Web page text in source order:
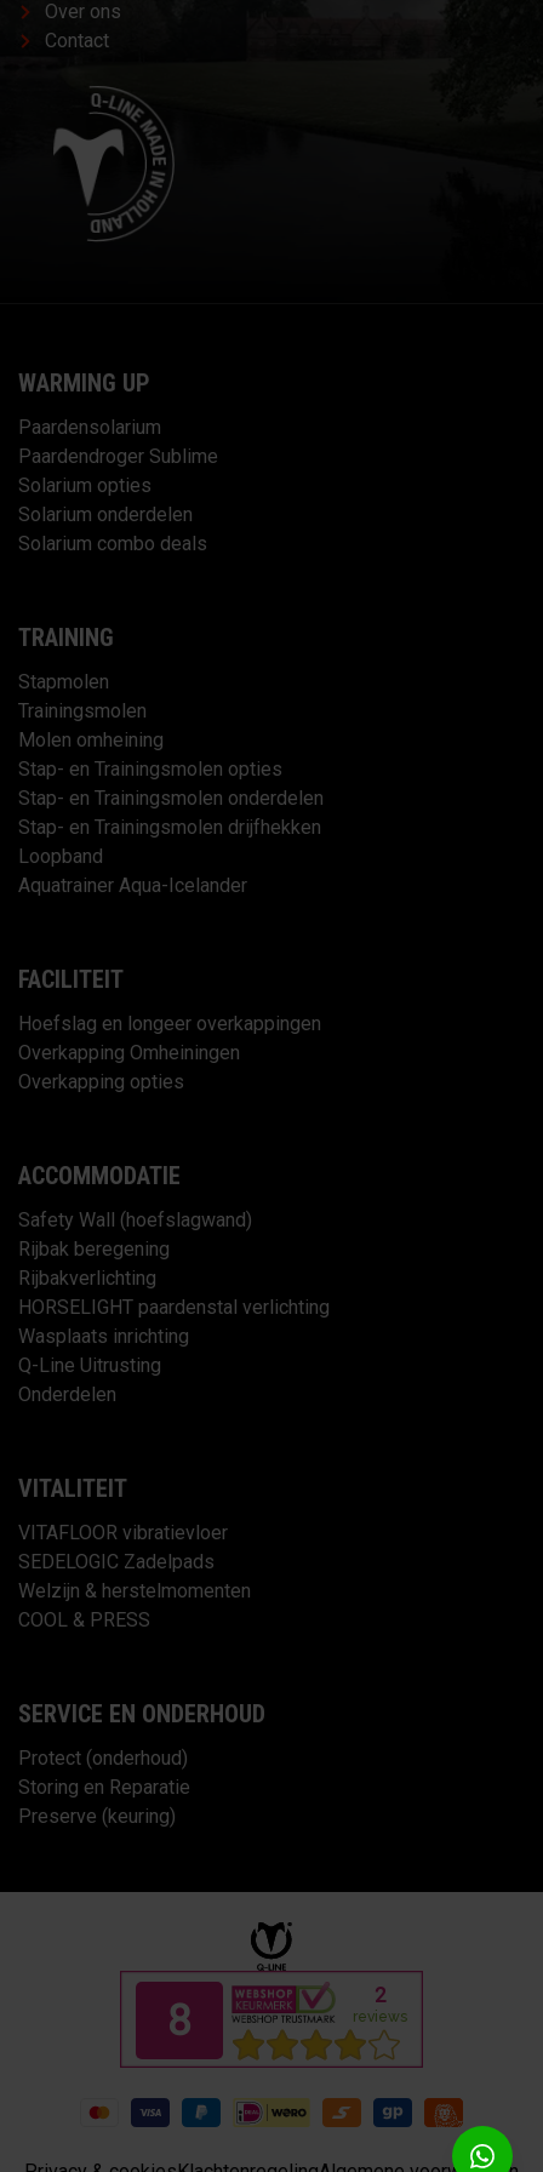
Over ons
Contact
WARMING UP
Paardensolarium
Paardendroger Sublime
Solarium opties
Solarium onderdelen
Solarium combo deals
TRAINING
Stapmolen
Trainingsmolen
Molen omheining
Stap- en Trainingsmolen opties
Stap- en Trainingsmolen onderdelen
Stap- en Trainingsmolen drijfhekken
Loopband
Aquatrainer Aqua-Icelander
FACILITEIT
Hoefslag en longeer overkappingen
Overkapping Omheiningen
Overkapping opties
ACCOMMODATIE
Safety Wall (hoefslagwand)
Rijbak beregening
Rijbakverlichting
HORSELIGHT paardenstal verlichting
Wasplaats inrichting
Q-Line Uitrusting
Onderdelen
VITALITEIT
VITAFLOOR vibratievloer
SEDELOGIC Zadelpads
Welzijn & herstelmomenten
COOL & PRESS
SERVICE EN ONDERHOUD
Protect (onderhoud)
Storing en Reparatie
Preserve (keuring)